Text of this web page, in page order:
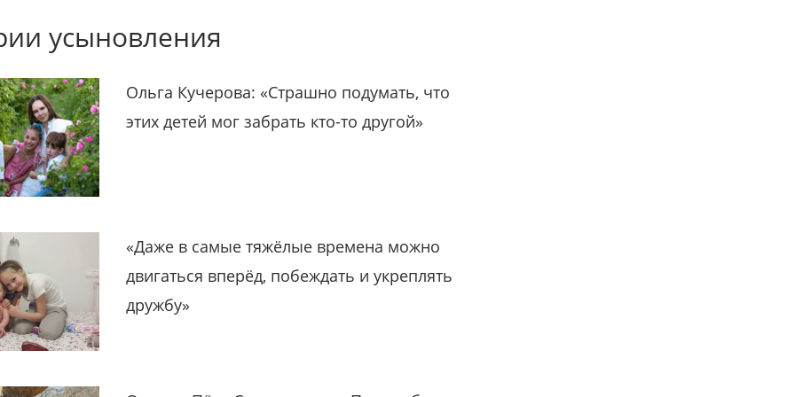
усыновления
Ольга Кучерова: «Страшно подумать, что
этих детей мог забрать кто-то другой»
«Даже в самые тяжёлые времена можно
двигаться вперёд, побеждать и укреплять
дружбу»